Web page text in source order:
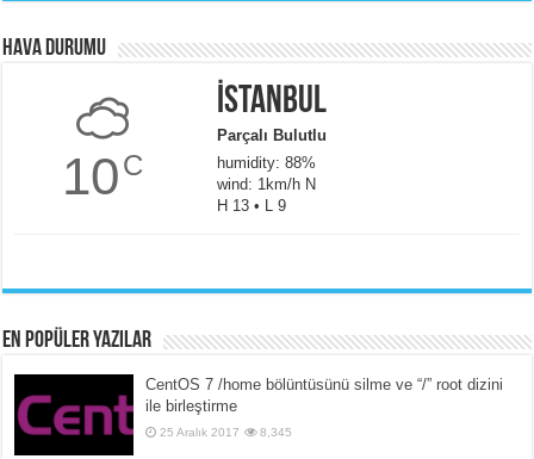
Hava Durumu
10C
İstanbul
Parçalı Bulutlu
humidity: 88%
wind: 1km/h N
H 13 • L 9
En popüler yazılar
CentOS 7 /home bölüntüsünü silme ve “/” root dizini
ile birleştirme
25 Aralık 2017 8,345